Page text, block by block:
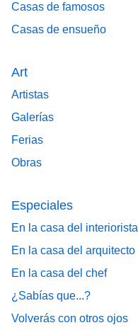
Casas de famosos
Casas de ensueño
Art
Artistas
Galerías
Ferias
Obras
Especiales
En la casa del interiorista
En la casa del arquitecto
En la casa del chef
¿Sabías que...?
Volverás con otros ojos